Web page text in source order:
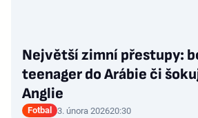
Největší zimní přestupy:
teenager do Arábie či
Anglie
Fotbal 3. února 202620:30